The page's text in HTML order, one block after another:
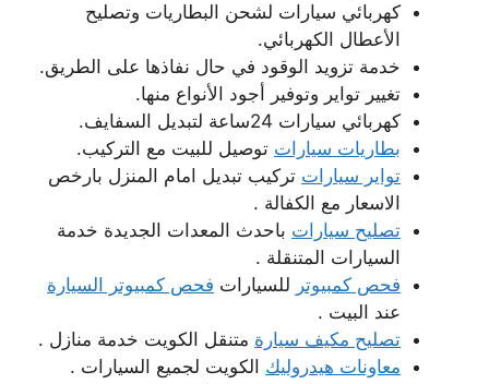
كهربائي سيارات لشحن البطاريات وتصليح
الأعطال الكهربائي.
خدمة تزويد الوقود في حال نفاذها على الطريق.
تغيير تواير وتوفير أجود الأنواع منها.
كهربائي سيارات 24ساعة لتبديل السفايف.
بطاريات سيارات توصيل للبيت مع التركيب.
تواير سيارات تركيب تبديل امام المنزل بارخص
الاسعار مع الكفالة .
تصليح سيارات باحدث المعدات الجديدة خدمة
السيارات المتنقلة .
فحص كمبيوتر للسيارات فحص كمبيوتر السيارة
عند البيت .
تصليح مكيف سيارة متنقل الكويت خدمة منازل .
معاونات هيدروليك الكويت لجميع السيارات .